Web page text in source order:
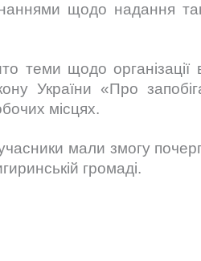
щодо надання
теми щодо організації
України «Про
місцях.
мали змогу
громаді.